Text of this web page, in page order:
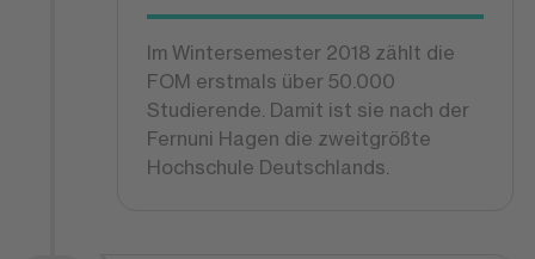
Im Wintersemester 2018 zählt die
FOM erstmals über 50.000
Studierende. Damit ist sie nach der
Fernuni Hagen die zweitgrößte
Hochschule Deutschlands.